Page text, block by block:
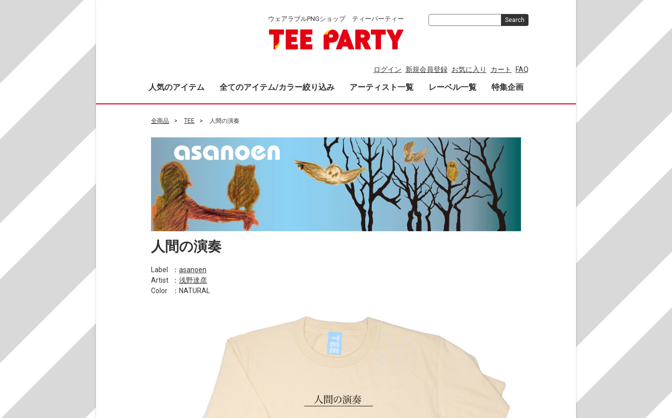
ウェアラブルPNGショップ ティーパーティー
ログイン 新規会員登録 お気に入り カート FAQ
人気のアイテム 全てのアイテム/カラー絞り込み アーティスト一覧 レーベル一覧 特集企画
Search
全商品 TEE 人間の演奏
人間の演奏
Label ： asanoen
Artist
： 浅野達彦
Color
：NATURAL